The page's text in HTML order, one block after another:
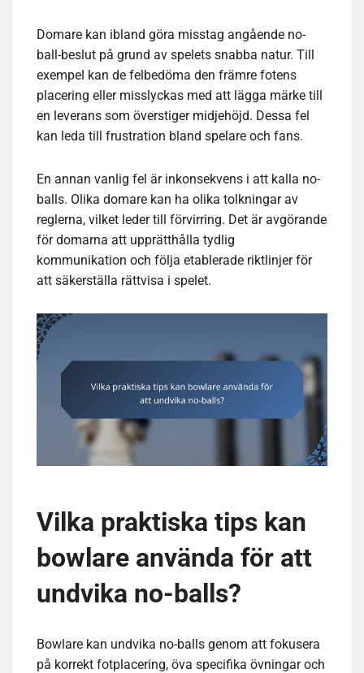
Domare kan ibland göra misstag angående no-
ball-beslut på grund av spelets snabba natur. Till
exempel kan de felbedöma den främre fotens
placering eller misslyckas med att lägga märke till
en leverans som överstiger midjehöjd. Dessa fel
kan leda till frustration bland spelare och fans.
En annan vanlig fel är inkonsekvens i att kalla no-
balls. Olika domare kan ha olika tolkningar av
reglerna, vilket leder till förvirring. Det är avgörande
för domarna att upprätthålla tydlig
kommunikation och följa etablerade riktlinjer för
att säkerställa rättvisa i spelet.
Vilka praktiska tips kan
bowlare använda för att
undvika no-balls?
Bowlare kan undvika no-balls genom att fokusera
på korrekt fotplacering, öva specifika övningar och